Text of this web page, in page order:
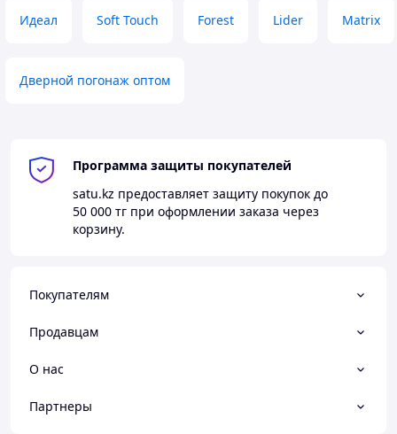
Идеал Soft Touch Forest Lider Matrix
Дверной погонаж оптом
Программа защиты покупателей
satu.kz предоставляет защиту покупок до
50 000 тг при оформлении заказа через
корзину.
Покупателям
Продавцам
О нас
Партнеры